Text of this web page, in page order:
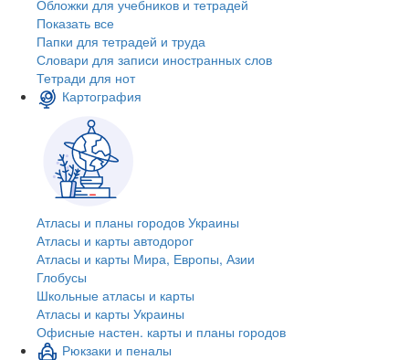
Обложки для учебников и тетрадей
Показать все
Папки для тетрадей и труда
Словари для записи иностранных слов
Тетради для нот
Картография
Атласы и планы городов Украины
Атласы и карты автодорог
Атласы и карты Мира, Европы, Азии
Глобусы
Школьные атласы и карты
Атласы и карты Украины
Офисные настен. карты и планы городов
Рюкзаки и пеналы